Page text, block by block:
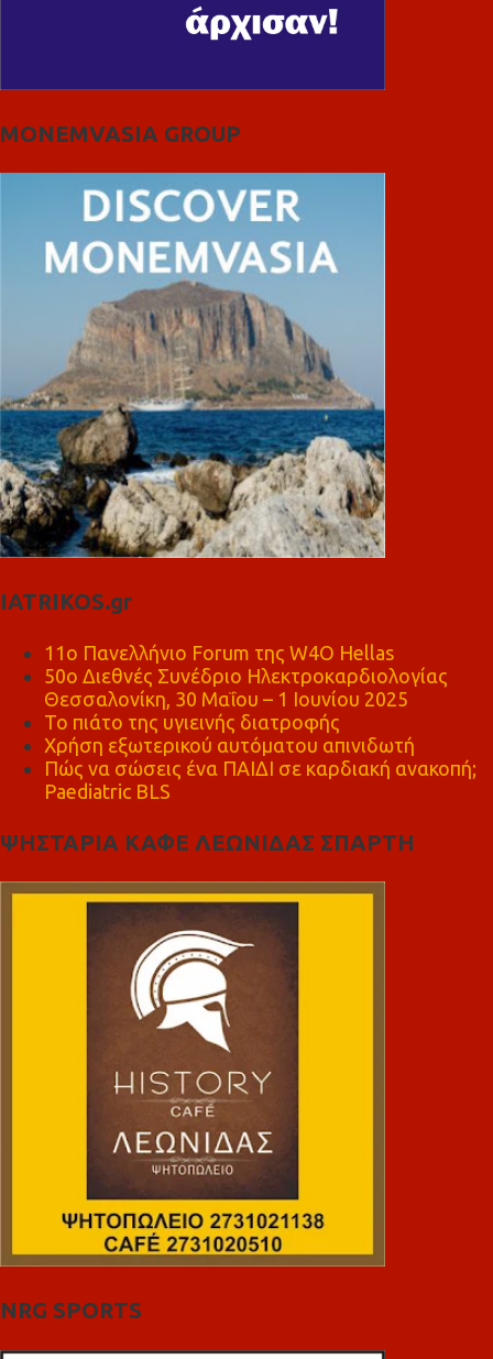
MONEMVASIA GROUP
IATRIKOS.gr
11ο Πανελλήνιο Forum της W4O Hellas
50ο Διεθνές Συνέδριο Ηλεκτροκαρδιολογίας
Θεσσαλονίκη, 30 Μαΐου – 1 Ιουνίου 2025
Το πιάτο της υγιεινής διατροφής
Χρήση εξωτερικού αυτόματου απινιδωτή
Πώς να σώσεις ένα ΠΑΙΔΙ σε καρδιακή ανακοπή;
Paediatric BLS
ΨΗΣΤΑΡΙΑ ΚΑΦΕ ΛΕΩΝΙΔΑΣ ΣΠΑΡΤΗ
NRG SPORTS